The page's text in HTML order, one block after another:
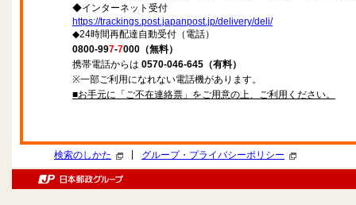
◆インターネット受付
https://trackings.post.japanpost.jp/delivery/deli/
◆24時間再配達自動受付（電話）
0800-997-7000（無料）
携帯電話からは 0570-046-645（有料）
※一部ご利用になれない電話機があります。
■お手元に「ご不在連絡票」をご用意の上、ご利用ください。
検索のしかた グループ・プライバシーポリシー